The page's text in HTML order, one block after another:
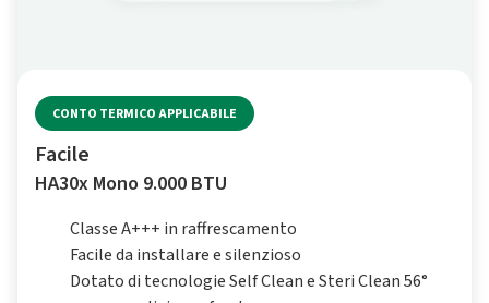
CONTO TERMICO APPLICABILE
Facile
HA30x Mono 9.000 BTU
Classe A+++ in raffrescamento
Facile da installare e silenzioso
Dotato di tecnologie Self Clean e Steri Clean 56°